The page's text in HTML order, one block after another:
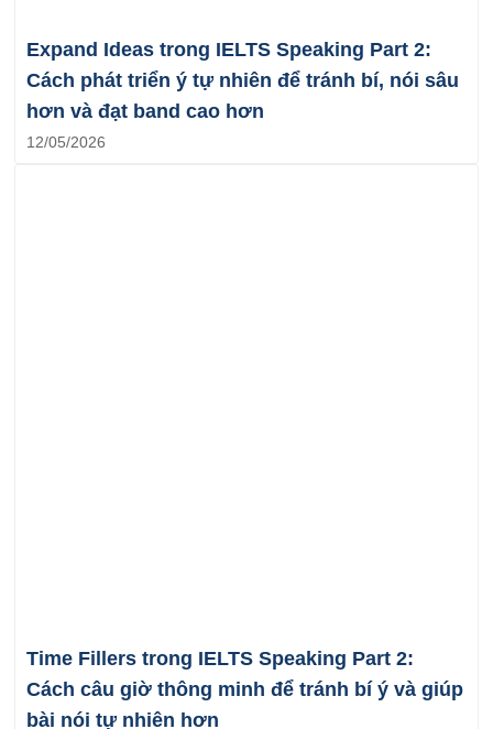
Expand Ideas trong IELTS Speaking Part 2:
Cách phát triển ý tự nhiên để tránh bí, nói sâu
hơn và đạt band cao hơn
12/05/2026
Time Fillers trong IELTS Speaking Part 2:
Cách câu giờ thông minh để tránh bí ý và giúp
bài nói tự nhiên hơn